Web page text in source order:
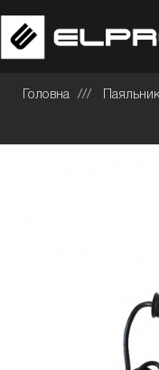
Головна